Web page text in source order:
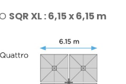
SQR XL : 6,15 x 6,15 m